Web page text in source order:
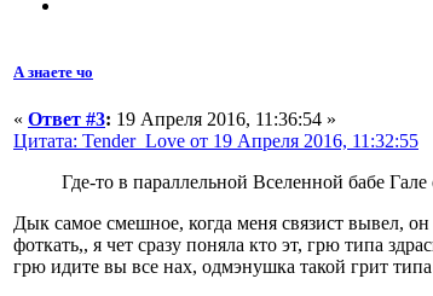
А знаете чо
« Ответ #3: 19 Апреля 2016, 11:36:54 »
Цитата: Tender_Love от 19 Апреля 2016, 11:32:55
Где-то в параллельной Вселенной бабе
Дык самое смешное, когда меня связист вывел,
фоткать,, я чет сразу поняла кто эт, грю типа
грю идите вы все нах, одмэнушка такой грит